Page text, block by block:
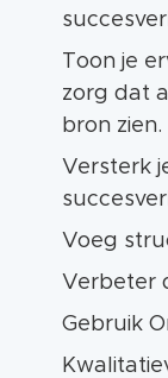
Toon je
zorg dat
bron zien.
Versterk
Voeg
Verbeter
Gebruik